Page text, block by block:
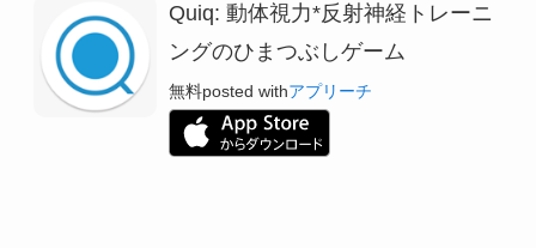
Quiq: 動体視力*反射神経トレーニ
ングのひまつぶしゲーム
無料posted withアプリーチ